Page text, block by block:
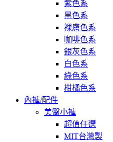
紫色系
黑色系
裸膚色系
咖啡色系
銀灰色系
白色系
綠色系
柑橘色系
內褲/配件
美臀小褲
超值任選
MIT台灣製